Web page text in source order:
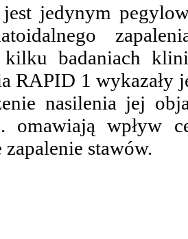
jedynym
badaniach
RAPID 1 wykazały
nasilenia jej
omawiają wpływ
stawów.